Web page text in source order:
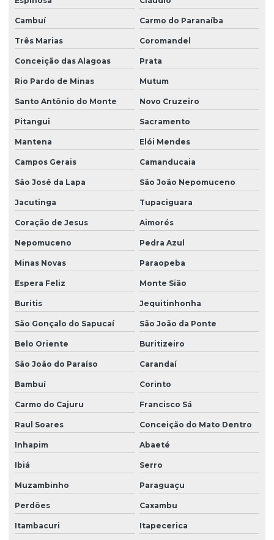
Cambuí Carmo do Paranaíba
Três Marias Coromandel
Conceição das Alagoas Prata
Rio Pardo de Minas Mutum
Santo Antônio do Monte Novo Cruzeiro
Pitangui Sacramento
Mantena Elói Mendes
Campos Gerais Camanducaia
São José da Lapa São João Nepomuceno
Jacutinga Tupaciguara
Coração de Jesus Aimorés
Nepomuceno Pedra Azul
Minas Novas Paraopeba
Espera Feliz Monte Sião
Buritis Jequitinhonha
São Gonçalo do Sapucaí São João da Ponte
Belo Oriente Buritizeiro
São João do Paraíso Carandaí
Bambuí Corinto
Carmo do Cajuru Francisco Sá
Raul Soares Conceição do Mato Dentro
Inhapim Abaeté
Ibiá Serro
Muzambinho Paraguaçu
Perdões Caxambu
Itambacuri Itapecerica